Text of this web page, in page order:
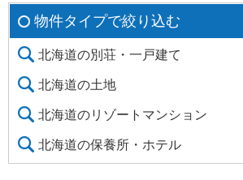
物件タイプで絞り込む
北海道の別荘・一戸建て
北海道の土地
北海道のリゾートマンション
北海道の保養所・ホテル